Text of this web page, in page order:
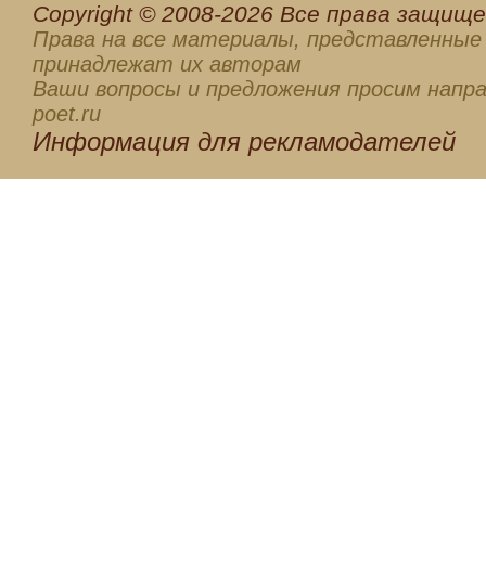
Сopyright © 2008-2026 Все права
Права на все материалы, представленные
принадлежат их авторам
Ваши вопросы и предложения просим
poet.ru
Информация для рекламодателей